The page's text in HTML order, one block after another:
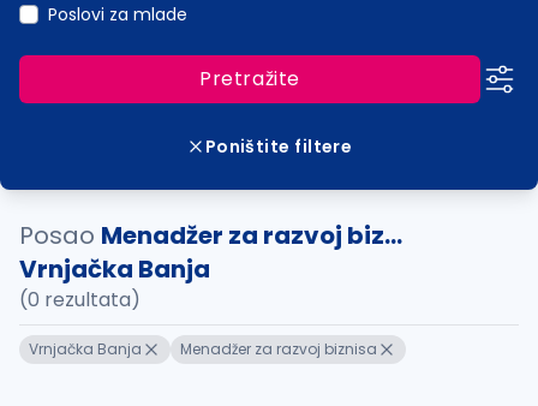
Poslovi za mlade
Pretražite
Poništite filtere
Posao Menadžer za razvoj biz...
Vrnjačka Banja
(0 rezultata)
Vrnjačka Banja Menadžer za razvoj biznisa